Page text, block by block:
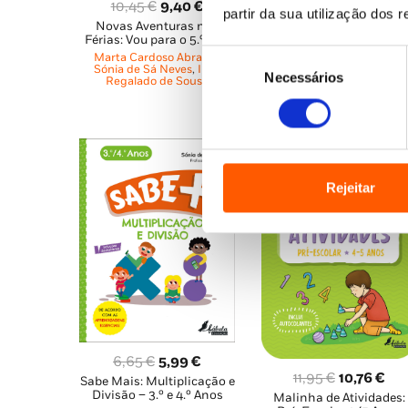
partir da sua utilização dos
de
consentimento
Necessários
Rejeitar
10,45€ O
preço
original
era:
9,40€
preço
atual
Novas Aventuras nas
Férias: Vou para o 5.º Ano
Marta Cardoso Abranja
Sónia de Sá Neves, Inês
Regalado de Sousa
11,95€
preço
original
era:
10,76€ O
Malinha de Atividades:
Sónia de Sá Neves
6,65€ O
preço
5,99€
preço
Sabe Mais: Multiplicação e
Divisão – 3.º e 4.º Anos
11,95€ O
preço
10,76€O
Malinha de Atividades: